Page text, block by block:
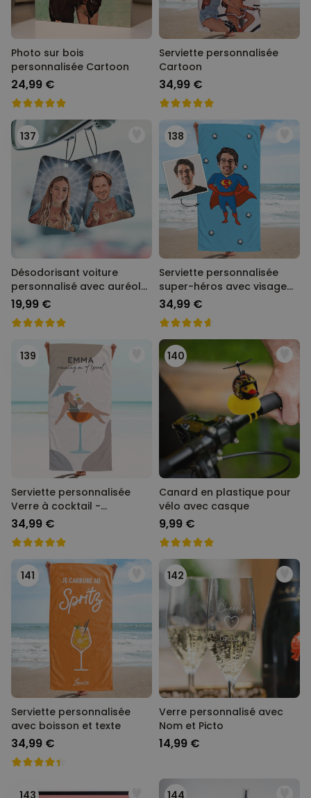
Photo sur bois
personnalisée Cartoon
24,99 €
Serviette personnalisée
Cartoon
34,99 €
137
Désodorisant voiture
personnalisé avec auréole
et visage - Lot de 2
19,99 €
138
Serviette personnalisée
super-héros avec visage
Cartoon
34,99 €
139
Serviette personnalisée
Verre à cocktail -
Illustration
34,99 €
140
Canard en plastique pour
vélo avec casque
9,99 €
141
Serviette personnalisée
avec boisson et texte
34,99 €
142
Verre personnalisé avec
Nom et Picto
14,99 €
143 144